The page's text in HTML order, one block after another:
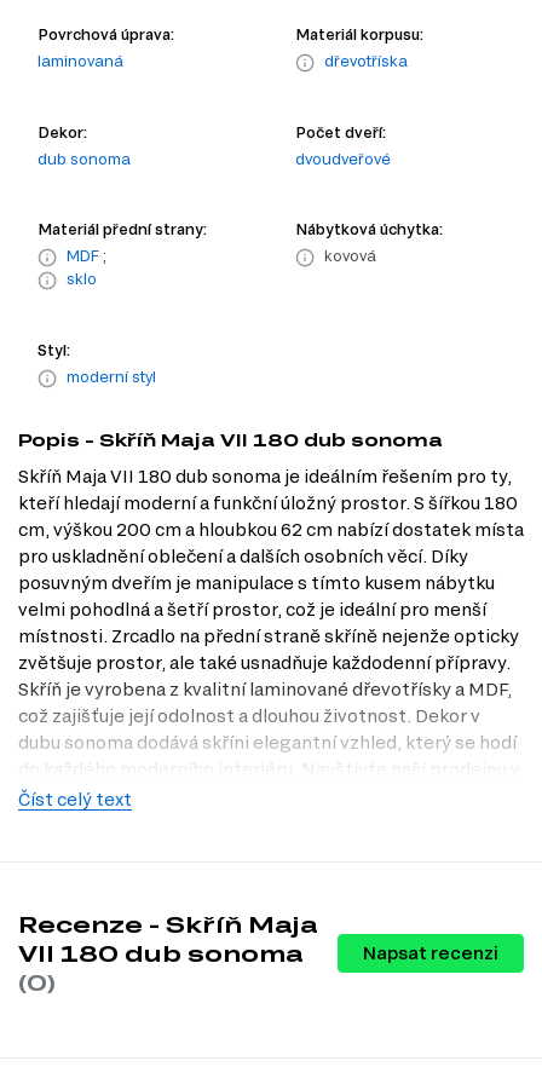
Povrchová úprava:
laminovaná
Materiál korpusu:
dřevotříska
Dekor:
dub sonoma
Počet dveří:
dvoudveřové
Materiál přední strany:
MDF ;
sklo
Nábytková úchytka:
kovová
Styl:
moderní styl
Popis - Skříň Maja VII 180 dub sonoma
Skříň Maja VII 180 dub sonoma je ideálním řešením pro ty,
kteří hledají moderní a funkční úložný prostor. S šířkou 180
cm, výškou 200 cm a hloubkou 62 cm nabízí dostatek místa
pro uskladnění oblečení a dalších osobních věcí. Díky
posuvným dveřím je manipulace s tímto kusem nábytku
velmi pohodlná a šetří prostor, což je ideální pro menší
místnosti. Zrcadlo na přední straně skříně nejenže opticky
zvětšuje prostor, ale také usnadňuje každodenní přípravy.
Skříň je vyrobena z kvalitní laminované dřevotřísky a MDF,
což zajišťuje její odolnost a dlouhou životnost. Dekor v
dubu sonoma dodává skříni elegantní vzhled, který se hodí
do každého moderního interiéru. Navštivte naši prodejnu v
Praze a objevte, jak může Skříň Maja VII obohatit váš
současným vzhledem, který snadno zapadne do jakéhokoli
interiéru.
Praktické posuvné dveře.
Tento prvek šetří místo a umožňuje
snadný přístup k obsahu skříně, což oceníte zejména v menších
Číst celý text
Recenze - Skříň Maja
VII 180 dub sonoma
(0)
Napsat recenzi